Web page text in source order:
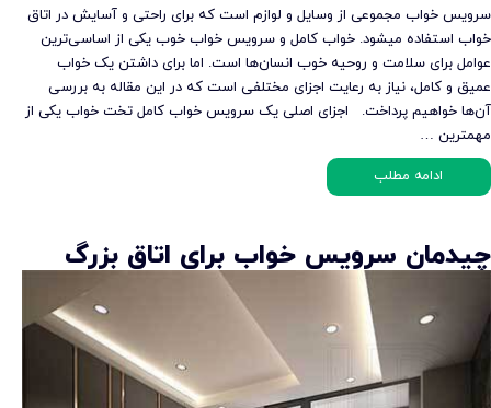
سرویس خواب مجموعی از وسایل و لوازم است که برای راحتی و آسایش در اتاق
خواب استفاده میشود. خواب کامل و سرویس خواب خوب یکی از اساسی‌ترین
عوامل برای سلامت و روحیه خوب انسان‌ها است. اما برای داشتن یک خواب
عمیق و کامل، نیاز به رعایت اجزای مختلفی است که در این مقاله به بررسی
آن‌ها خواهیم پرداخت. اجزای اصلی یک سرویس خواب کامل تخت خواب یکی از
مهمترین …
ادامه مطلب
چیدمان سرویس خواب برای اتاق بزرگ